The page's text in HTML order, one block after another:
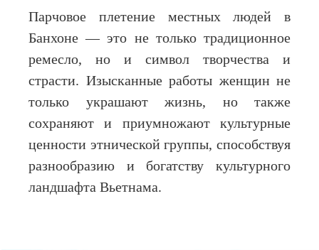
Парчовое плетение местных людей в
Банхоне — это не только традиционное
ремесло, но и символ творчества и
страсти. Изысканные работы женщин не
только украшают жизнь, но также
сохраняют и приумножают культурные
ценности этнической группы, способствуя
разнообразию и богатству культурного
ландшафта Вьетнама.